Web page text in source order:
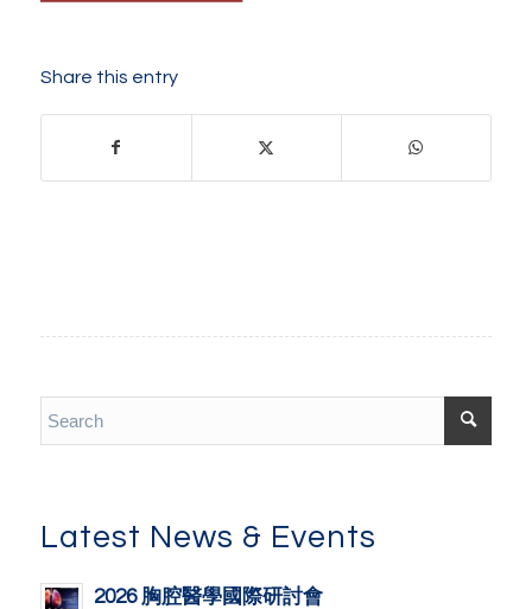
Share this entry
Latest News & Events
2026 胸腔醫學國際研討會